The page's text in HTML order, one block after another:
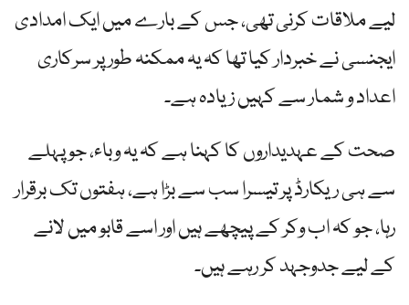
لیے ملاقات کرنی تھی، جس کے بارے میں ایک امدادی
ایجنسی نے خبردار کیا تھا کہ یہ ممکنہ طور پر سرکاری
اعداد و شمار سے کہیں زیادہ ہے۔
صحت کے عہدیداروں کا کہنا ہے کہ یہ وباء، جو پہلے
سے ہی ریکارڈ پر تیسرا سب سے بڑا ہے، ہفتوں تک برقرار
رہا، جو کہ اب وکر کے پیچھے ہیں اور اسے قابو میں لانے
کے لیے جدوجہد کر رہے ہیں۔